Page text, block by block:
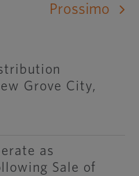
Prossimo
Grove City,
as
Sale of